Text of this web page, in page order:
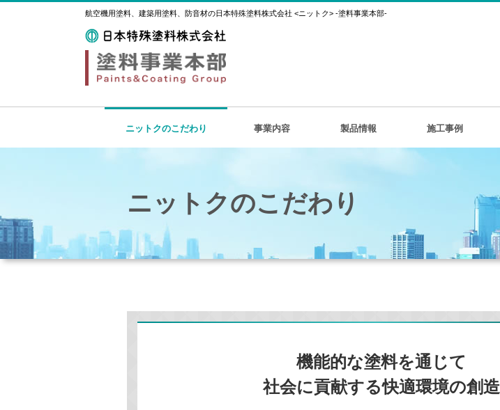
航空機用塗料、建築用塗料、防音材の日本特殊塗料株式会社 <ニットク> -塗料事業本部-
ニットクのこだわり 事業内容 製品情報 施工事例
ニットクのこだわり
機能的な塗料を通じて
社会に貢献する快適環境の創造